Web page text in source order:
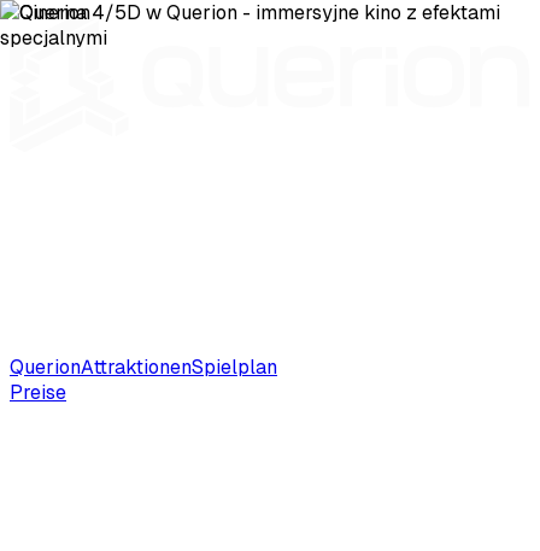
QuerionAttraktionenSpielplan
Preise